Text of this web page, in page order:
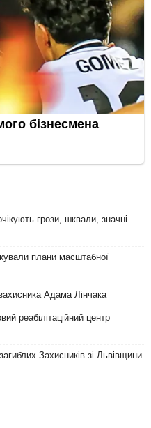
грози, шквали, значні
плани масштабної
Адама Лінчака
реабілітаційний центр
Захисників зі Львівщини